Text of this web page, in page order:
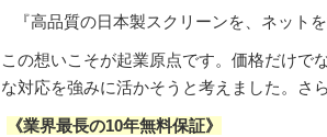
『高品質の日本製スクリーンを、ネット
この想いこそが起業原点です。価格だけで
な対応を強みに活かそうと考えました。さ
《業界最長の10年無料保証》